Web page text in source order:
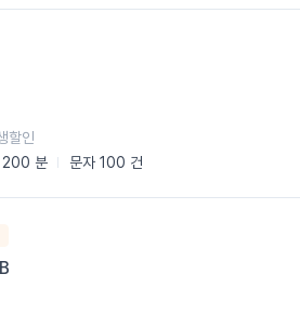
200 분 문자 100 건
할인